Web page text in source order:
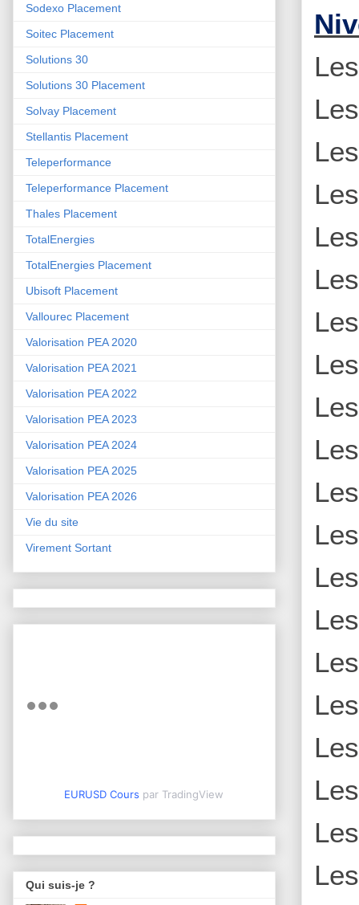
Sodexo Placement
Soitec Placement
Solutions 30
Solutions 30 Placement
Solvay Placement
Stellantis Placement
Teleperformance
Teleperformance Placement
Thales Placement
TotalEnergies
TotalEnergies Placement
Ubisoft Placement
Vallourec Placement
Valorisation PEA 2020
Valorisation PEA 2021
Valorisation PEA 2022
Valorisation PEA 2023
Valorisation PEA 2024
Valorisation PEA 2025
Valorisation PEA 2026
Vie du site
Virement Sortant
EURUSD Cours par TradingView
Qui suis-je ?